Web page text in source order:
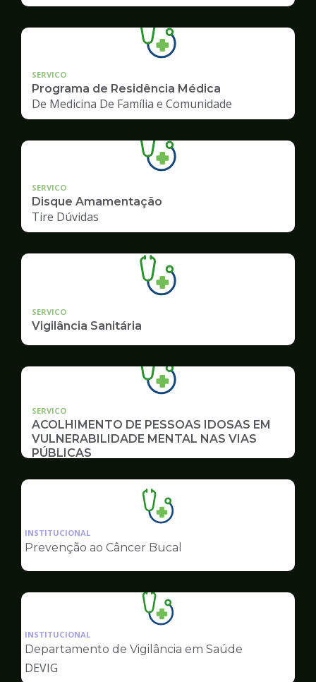
SERVICO
Programa de Residência Médica
De Medicina De Família e Comunidade
SERVICO
Disque Amamentação
Tire Dúvidas
SERVICO
Vigilância Sanitária
SERVICO
ACOLHIMENTO DE PESSOAS IDOSAS EM
VULNERABILIDADE MENTAL NAS VIAS
PÚBLICAS
Ilustração
da
pagina
Saúde
INSTITUCIONAL
Prevenção ao Câncer Bucal
Ilustração
da
pagina
INSTITUCIONAL
Departamento de Vigilância em Saúde
DEVIG